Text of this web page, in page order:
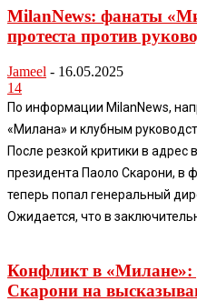
MilanNews: фанаты
протеста против
Jameel - 16.05.2025
14
По информации MilanNews,
«Милана» и клубным
После резкой критики в
президента Паоло Скарони, в
теперь попал генеральный
Ожидается, что в
Конфликт в «Милане»:
Скaрони на